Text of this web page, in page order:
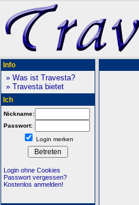
Info
» Was ist Travesta?
» Travesta bietet
Ich
Nickname:
Passwort:
Login merken
Login ohne Cookies
Passwort vergessen?
Kostenlos anmelden!